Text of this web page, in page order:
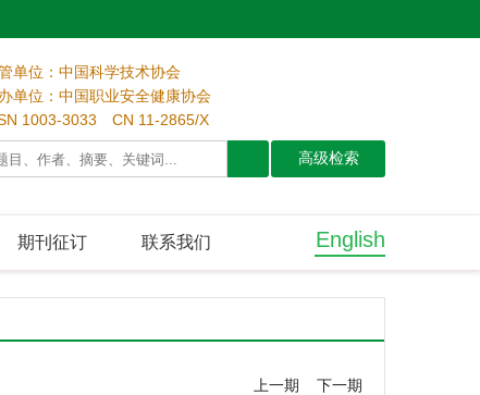
单位：中国科学技术协会
单位：中国职业安全健康协会
1003-3033 CN 11-2865/X
期刊征订 联系我们 English
上一期 下一期